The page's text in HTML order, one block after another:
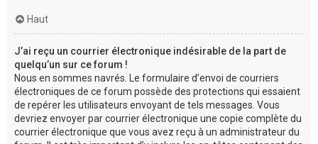
Haut
J’ai reçu un courrier électronique indésirable de la part de
quelqu’un sur ce forum !
Nous en sommes navrés. Le formulaire d’envoi de courriers
électroniques de ce forum possède des protections qui essaient
de repérer les utilisateurs envoyant de tels messages. Vous
devriez envoyer par courrier électronique une copie complète du
courrier électronique que vous avez reçu à un administrateur du